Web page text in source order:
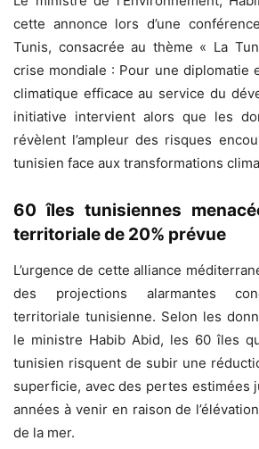
cette annonce lors d’une
Tunis, consacrée au thème « La
crise mondiale : Pour une diplomatie
climatique efficace au service du
initiative intervient alors que les
révèlent l’ampleur des risques
tunisien face aux transformations
60 îles tunisiennes
territoriale de 20% prévue
L’urgence de cette alliance
des projections alarmantes
territoriale tunisienne. Selon les
le ministre Habib Abid, les 60 îles
tunisien risquent de subir une
superficie, avec des pertes estimées
années à venir en raison de
de la mer.